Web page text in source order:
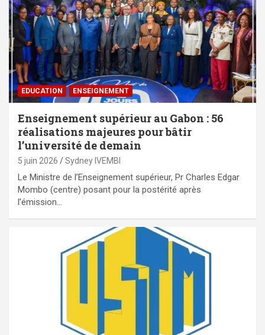
EDUCATION ENSEIGNEMENT
Enseignement supérieur au Gabon : 56
réalisations majeures pour bâtir
l’université de demain
5 juin 2026 Sydney IVEMBI
Le Ministre de l’Enseignement supérieur, Pr Charles Edgar
Mombo (centre) posant pour la postérité après
l’émission…